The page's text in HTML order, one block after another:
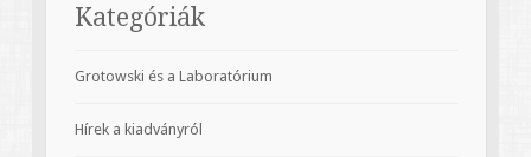
Kategóriák
Grotowski és a Laboratórium
Hírek a kiadványról